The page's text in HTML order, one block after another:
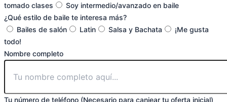
tomado clases
Soy intermedio/avanzado en baile
¿Qué estilo de baile te interesa más?
Bailes de salón
Latin Salsa y Bachata
¡Me gusta
todo!
Nombre completo
Tu número de teléfono (Necesario para canjear tu oferta inicial)